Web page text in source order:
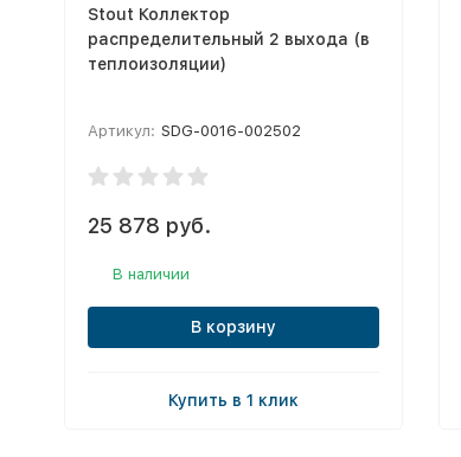
Stout Коллектор
распределительный 2 выхода (в
теплоизоляции)
Артикул: SDG-0016-002502
25 878 руб.
В наличии
В корзину
Купить в 1 клик